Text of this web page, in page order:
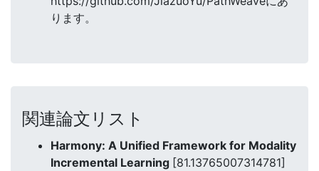
ります。
関連論文リスト
Harmony: A Unified Framework for Modality
Incremental Learning [81.13765007314781]